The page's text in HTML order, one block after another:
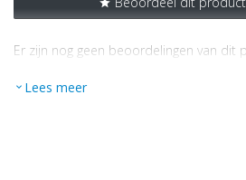
star
Er zijn nog geen beoordelingen van dit
expand_more Lees meer